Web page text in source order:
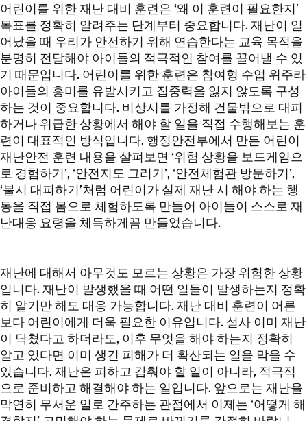
어린이를 위한 재난 대비 훈련은 ‘왜 이 훈련이 필요한지’
목표를 정확히 알려주는 단계부터 중요합니다. 재난이 일
어났을 때 우리가 안전하기 위해 연습한다는 교육 목적을
분명히 전달해야 아이들의 적극적인 참여를 끌어낼 수 있
기 때문입니다. 어린이를 위한 훈련은 참여형 수업 위주라
아이들의 흥미를 유발시키고 집중력을 잃지 않도록 구성
하는 것이 중요합니다. 비상시를 가정해 건물밖으로 대피
하거나 위급한 상황에서 해야 할 일을 직접 수행해보는 훈
련이 대표적인 방식입니다. 행정안전부에서 만든 어린이
재난안전 훈련 내용을 살펴보면 ‘위험 상황을 보드게임으
로 경험하기’, ‘안전지도 그리기’, ‘안전체험관 방문하기’,
‘불시 대피하기’처럼 어린이가 실제 재난 시 해야 하는 행
동을 직접 몸으로 체험하도록 만들어 아이들이 스스로 재
난대응 요령을 체득하게끔 만들었습니다.
재난에 대해서 아무것도 모르는 상황은 가장 위험한 상황
입니다. 재난이 발생했을 때 어떤 일들이 발생하는지 정확
히 알기만 해도 대응 가능합니다. 재난 대비 훈련이 어른
보다 어린이에게 더욱 필요한 이유입니다. 설사 이미 재난
이 닥쳤다고 하더라도, 이후 무엇을 해야 하는지 정확히
알고 있다면 이미 생긴 피해가 더 확산되는 일을 막을 수
있습니다. 재난은 피하고 감춰야 할 일이 아니라, 적극적
으로 준비하고 해결해야 하는 일입니다. 앞으로는 재난을
막연히 무서운 일로 간주하는 관점에서 이제는 ‘어떻게 해